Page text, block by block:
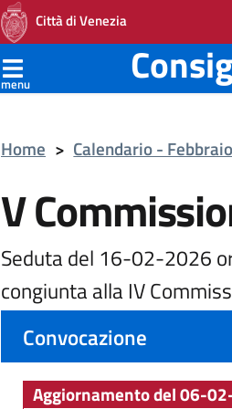
Città di Venezia
menu
Home > Calendario -
V
Seduta del 16-02-2026
congiunta alla IV
Convocazione
Aggiornamento del 06-